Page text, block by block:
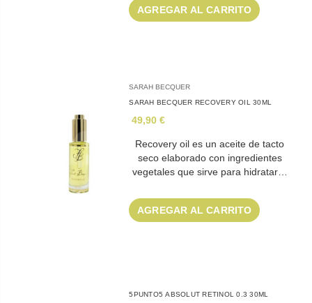
AGREGAR AL CARRITO
SARAH BECQUER
SARAH BECQUER RECOVERY OIL 30ML
49,90 €
Recovery oil es un aceite de tacto
seco elaborado con ingredientes
vegetales que sirve para hidratar…
AGREGAR AL CARRITO
5PUNTO5 ABSOLUT RETINOL 0.3 30ML